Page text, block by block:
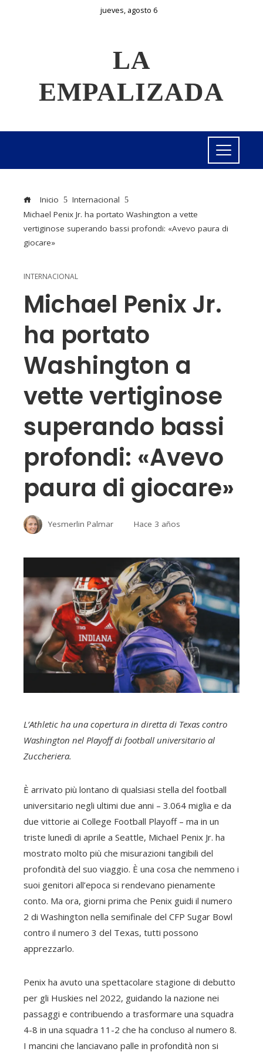
jueves, agosto 6
LA
EMPALIZADA
Inicio
Internacional
Michael Penix Jr. ha portato Washington a vette
vertiginose superando bassi profondi: «Avevo paura di
giocare»
INTERNACIONAL
Michael Penix Jr.
ha portato
Washington a
vette vertiginose
superando bassi
profondi: «Avevo
paura di giocare»
Yesmerlin Palmar Hace 3 años
L’Athletic ha una copertura in diretta di Texas contro
Washington nel Playoff di football universitario al
Zuccheriera.
È arrivato più lontano di qualsiasi stella del football
universitario negli ultimi due anni – 3.064 miglia e da
due vittorie ai College Football Playoff – ma in un
triste lunedì di aprile a Seattle, Michael Penix Jr. ha
mostrato molto più che misurazioni tangibili del
profondità del suo viaggio. È una cosa che nemmeno i
suoi genitori all’epoca si rendevano pienamente
conto. Ma ora, giorni prima che Penix guidi il numero
2 di Washington nella semifinale del CFP Sugar Bowl
contro il numero 3 del Texas, tutti possono
apprezzarlo.
Penix ha avuto una spettacolare stagione di debutto
per gli Huskies nel 2022, guidando la nazione nei
passaggi e contribuendo a trasformare una squadra
4-8 in una squadra 11-2 che ha concluso al numero 8.
I mancini che lanciavano palle in profondità non si